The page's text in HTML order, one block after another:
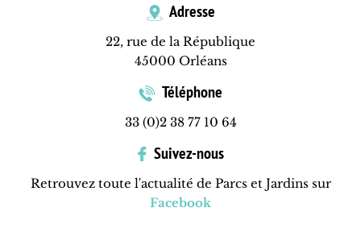
Adresse
22, rue de la République
45000 Orléans
Téléphone
33 (0)2 38 77 10 64
Suivez-nous
Retrouvez toute l'actualité de Parcs et Jardins sur
Facebook